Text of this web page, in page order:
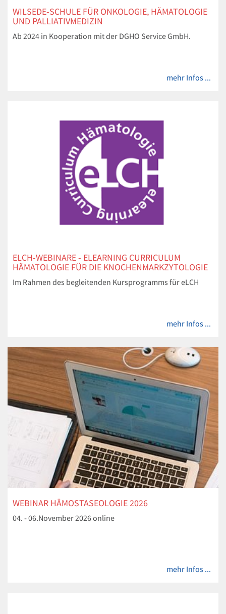
WILSEDE-SCHULE FÜR ONKOLOGIE, HÄMATOLOGIE
UND PALLIATIVMEDIZIN
Ab 2024 in Kooperation mit der DGHO Service GmbH.
mehr Infos ...
ELCH-WEBINARE - ELEARNING CURRICULUM
HÄMATOLOGIE FÜR DIE KNOCHENMARKZYTOLOGIE
Im Rahmen des begleitenden Kursprogramms für eLCH
mehr Infos ...
WEBINAR HÄMOSTASEOLOGIE 2026
04. - 06.November 2026 online
mehr Infos ...